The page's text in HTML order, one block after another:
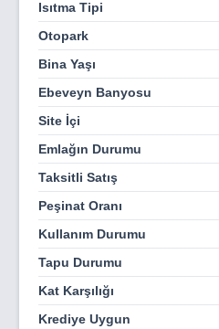
arada sunuyor. Geniş teraslar
içinde huzurlu bir yaşam için
Riva Park, yaşamı yeniden
olarak, hem yatırım hem de
fırsat sunuyor.
Isıtma Tipi
Otopark
Bina Yaşı
Ebeveyn Banyosu
Site İçi
Emlağın Durumu
Taksitli Satış
Peşinat Oranı
Kullanım Durumu
Tapu Durumu
Kat Karşılığı
Krediye Uygun